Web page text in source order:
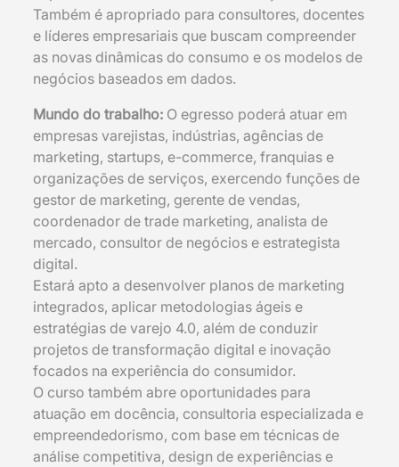
Também é apropriado para consultores, docentes
e líderes empresariais que buscam compreender
as novas dinâmicas do consumo e os modelos de
negócios baseados em dados.
Mundo do trabalho: O egresso poderá atuar em
empresas varejistas, indústrias, agências de
marketing, startups, e-commerce, franquias e
organizações de serviços, exercendo funções de
gestor de marketing, gerente de vendas,
coordenador de trade marketing, analista de
mercado, consultor de negócios e estrategista
digital.
Estará apto a desenvolver planos de marketing
integrados, aplicar metodologias ágeis e
estratégias de varejo 4.0, além de conduzir
projetos de transformação digital e inovação
focados na experiência do consumidor.
O curso também abre oportunidades para
atuação em docência, consultoria especializada e
empreendedorismo, com base em técnicas de
análise competitiva, design de experiências e